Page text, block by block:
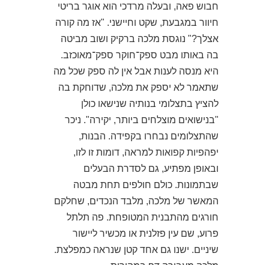
חבוש פאה, ובעלה מרדכי הוא אוגר בריטי
חיוור במגבעת, שקט וחיישני. "אז מה קורה
אצלך?" נוגסת מלכה ברקיק ושוב מביטה
בה באותו מבט ספק־חוקר ספק־מאוכזב.
היא מנסה לענות אבל אין לה ספק שכל מה
שתאמר לא יספק את מלכה, שדוחקת בה
להציץ בתצלומי בנותיה שנישאו כולן
"בנישואים מוצלחים ביותר, יקירה". ניכר
שהתצלומים נבחרו בקפידה. הבנות,
יפהפיות קפואות למראה, דומות זו לזו,
ובאופן מפתיע, גם לסדרת הבעלים
שבתמונות. כולם חולפים תחת מבטה
המאשר של מלכה, מלבד הנכדים, שחלקם
חורגים מהתבנית המטופחת. פה תלתל
פרוע, שם עין פזלנית או מכשיר ליישור
שיניים. ישנו גם אחד קטן שנראה כמפלצת.